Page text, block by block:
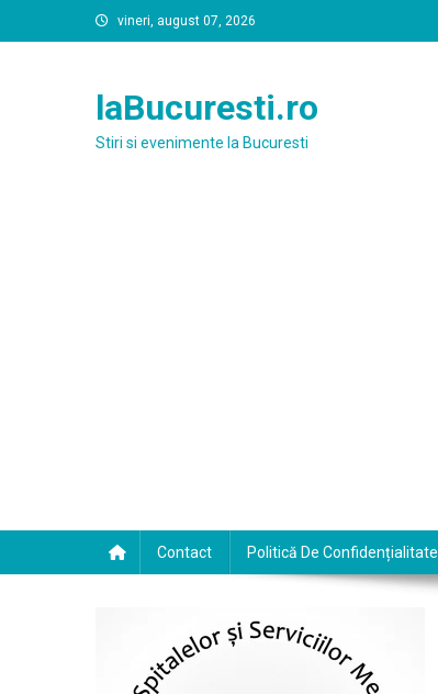
to
vineri, august 07, 2026
laBucuresti.ro
Stiri si evenimente la Bucuresti
Contact Politică De Confidențialitate